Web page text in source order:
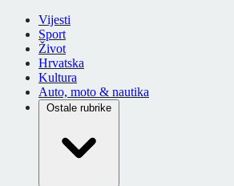
Vijesti
Sport
Život
Hrvatska
Kultura
Auto, moto & nautika
Ostale rubrike